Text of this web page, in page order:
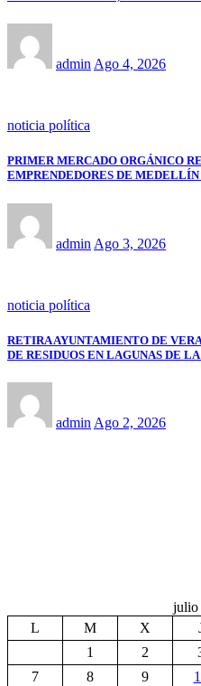
admin Ago 4, 2026
noticia política
PRIMER MERCADO ORGÁNICO
EMPRENDEDORES DE MEDELLÍN
admin Ago 3, 2026
noticia política
RETIRA AYUNTAMIENTO DE
DE RESIDUOS EN LAGUNAS DE
admin Ago 2, 2026
julio
L
M X
1
2
7
8 9